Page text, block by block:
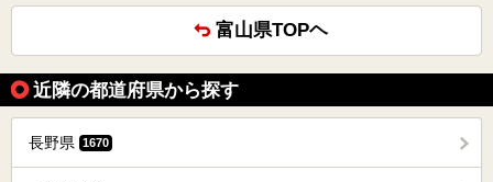
富山県TOPヘ
近隣の都道府県から探す
長野県 1670